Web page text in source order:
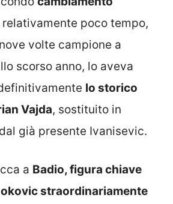
relativamente poco tempo,
volte campione a
scorso anno, lo aveva
lo storico
Vajda, sostituito in
già presente Ivanisevic.
a Badio, figura chiave
straordinariamente